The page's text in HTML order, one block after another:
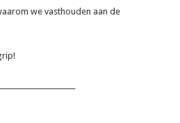
we vasthouden aan de